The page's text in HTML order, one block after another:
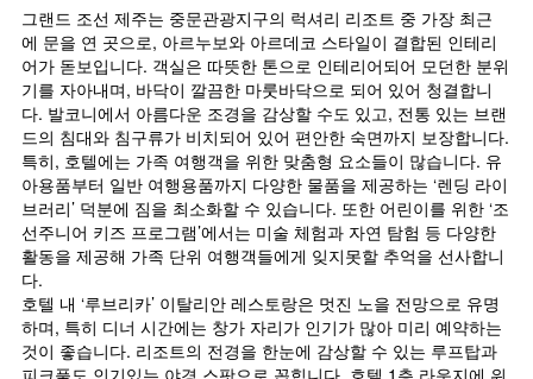
그랜드 조선 제주는 중문관광지구의 럭셔리 리조트 중 가장 최근
에 문을 연 곳으로, 아르누보와 아르데코 스타일이 결합된 인테리
어가 돋보입니다. 객실은 따뜻한 톤으로 인테리어되어 모던한 분위
기를 자아내며, 바닥이 깔끔한 마룻바닥으로 되어 있어 청결합니
다. 발코니에서 아름다운 조경을 감상할 수도 있고, 전통 있는 브랜
드의 침대와 침구류가 비치되어 있어 편안한 숙면까지 보장합니다.
특히, 호텔에는 가족 여행객을 위한 맞춤형 요소들이 많습니다. 유
아용품부터 일반 여행용품까지 다양한 물품을 제공하는 ‘렌딩 라이
브러리’ 덕분에 짐을 최소화할 수 있습니다. 또한 어린이를 위한 ‘조
선주니어 키즈 프로그램’에서는 미술 체험과 자연 탐험 등 다양한
활동을 제공해 가족 단위 여행객들에게 잊지못할 추억을 선사합니
다.
호텔 내 ‘루브리카’ 이탈리안 레스토랑은 멋진 노을 전망으로 유명
하며, 특히 디너 시간에는 창가 자리가 인기가 많아 미리 예약하는
것이 좋습니다. 리조트의 전경을 한눈에 감상할 수 있는 루프탑과
피크풀도 인기있는 야경 스팟으로 꼽힙니다. 호텔 1층 라운지에 위